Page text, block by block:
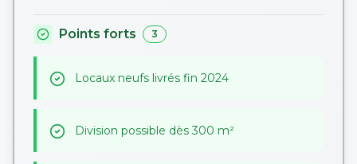
Points forts 3
Locaux neufs livrés fin 2024
Division possible dès 300 m²